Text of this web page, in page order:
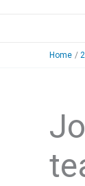
Home